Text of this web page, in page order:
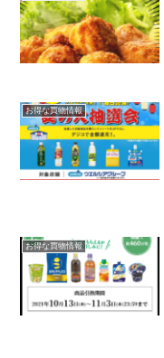
お得な買物情報
お得な買物情報